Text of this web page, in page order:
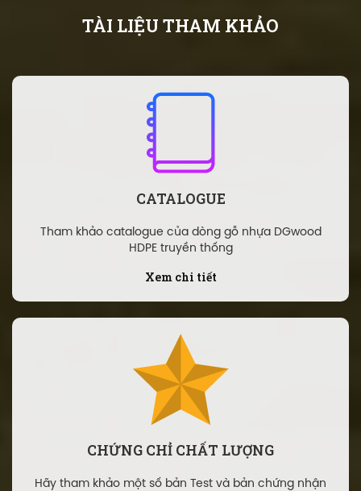
TÀI LIỆU THAM KHẢO
CATALOGUE
Tham khảo catalogue của dòng gỗ nhựa DGwood
HDPE truyền thống
Xem chi tiết
CHỨNG CHỈ CHẤT LƯỢNG
Hãy tham khảo một số bản Test và bản chứng nhận